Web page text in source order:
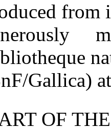
from
Gallica)
OF